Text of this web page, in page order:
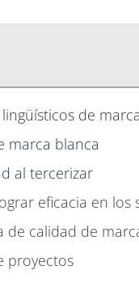
de
marca blanca
al tercerizar
eficacia en los
calidad de
proyectos